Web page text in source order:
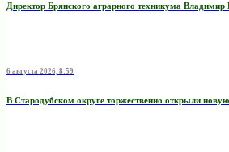
Директор Брянского аграрного техникума
6 августа 2026, 8:59
В Стародубском округе торжественно открыли